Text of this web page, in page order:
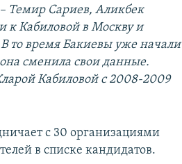
Темир Сариев, Аликбек
Кабиловой в Москву и
то время Бакиевы уже начали
сменила свои данные.
Кабиловой с 2008-2009
с 30 организациями
в списке кандидатов.